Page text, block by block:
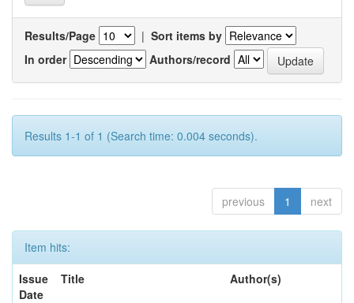
Results/Page | Sort items by
In order
Authors/record
Results 1-1 of 1 (Search time: 0.004 seconds).
previous 1 next
Item hits:
Issue
Date
Title Author(s)